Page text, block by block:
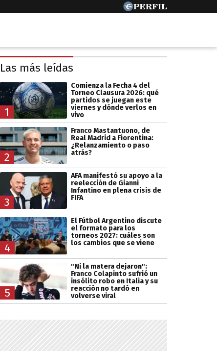
Las más leídas
1
Comienza la Fecha 4 del
Torneo Clausura 2026: qué
partidos se juegan este
viernes y dónde verlos en
vivo
2
Franco Mastantuono, de
Real Madrid a Fiorentina:
¿Relanzamiento o paso
atrás?
3
AFA manifestó su apoyo a la
reelección de Gianni
Infantino en plena crisis de
FIFA
4
El Fútbol Argentino discute
el formato para los
torneos 2027: cuáles son
los cambios que se viene
5
"Ni la matera dejaron":
Franco Colapinto sufrió un
insólito robo en Italia y su
reacción no tardó en
volverse viral